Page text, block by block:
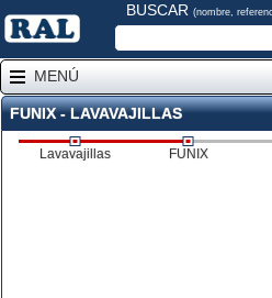
BUSCAR (nombre,
MENÚ
FUNIX - LAVAVAJILLAS
Lavavajillas FUNIX